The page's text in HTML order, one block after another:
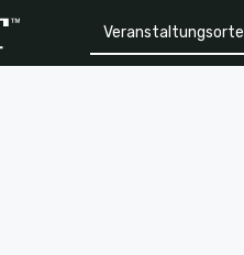
Veranstaltungsorte